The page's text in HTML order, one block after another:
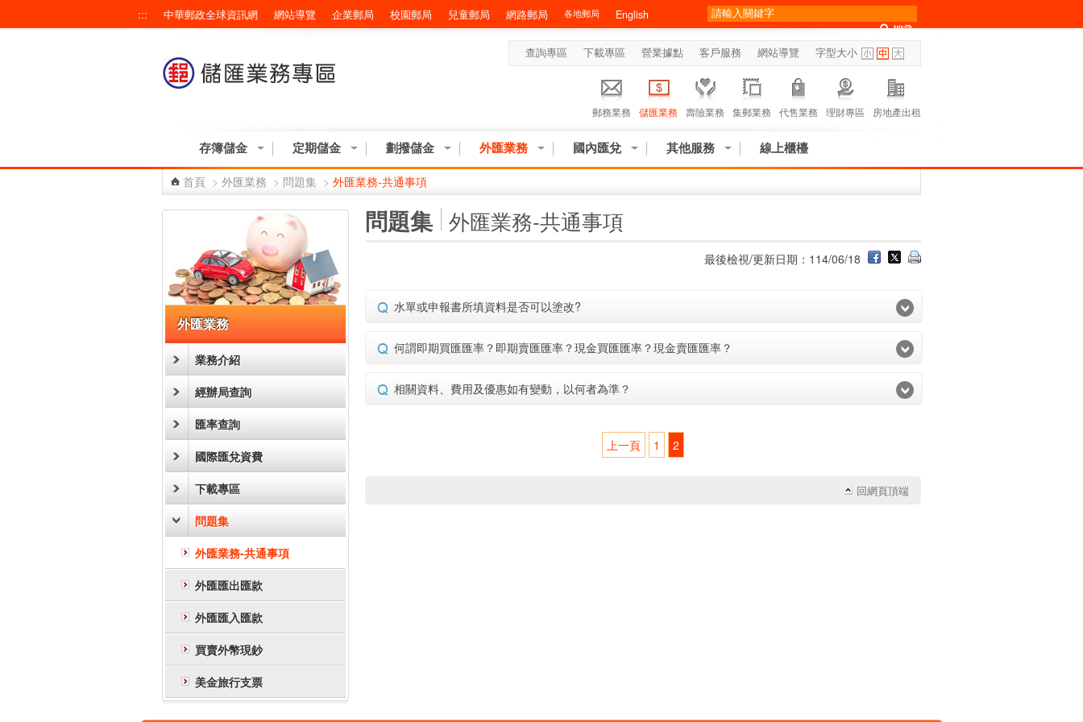
::: 中華郵政全球資訊網 網站導覽 企業郵局 校園郵局 兒童郵局 網路郵局 各地郵局 English
查詢專區 下載專區 營業據點 客戶服務 網站導覽 字型大小
郵務業務 儲匯業務 壽險業務 集郵業務 代售業務 理財專區 房地產出租
存簿儲金 定期儲金 劃撥儲金 外匯業務 國內匯兌 其他服務 線上櫃檯
首頁 > 外匯業務 > 問題集 > 外匯業務-共通事項
外匯業務
業務介紹
經辦局查詢
匯率查詢
國際匯兌資費
下載專區
問題集
外匯業務-共通事項
外匯匯出匯款
外匯匯入匯款
買賣外幣現鈔
美金旅行支票
問題集 外匯業務-共通事項
最後檢視/更新日期：114/06/18
水單或申報書所填資料是否可以塗改?
何謂即期買匯匯率？即期賣匯匯率？現金買匯匯率？現金賣匯匯率？
相關資料、費用及優惠如有變動，以何者為準？
上一頁 1 2
回網頁頂端